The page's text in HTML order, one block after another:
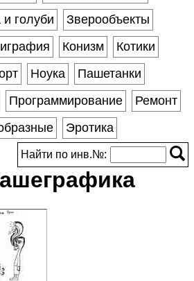
голуби
Зверообъекты
Конизм
Котики
Ноука
Пашетанки
Программирование
Ремонт
Эротика
Найти по инв.№: